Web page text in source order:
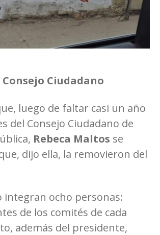
Ciudadano
luego de faltar casi un año
del Consejo Ciudadano de
Rebeca Maltos se
dijo ella, la removieron del
integran ocho personas:
de los comités de cada
además del presidente,